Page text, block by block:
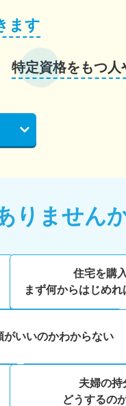
ます
特定資格をもつ人
りません
住宅を購
まず何からはじめ
がいいのかわからない
夫婦の持
どうするの